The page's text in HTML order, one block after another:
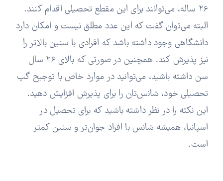
26 ساله، می‌توانند برای این مقطع تحصیلی اقدام کنند.
البته می‌توان گفت که این عدد مطلق نیست و امکان دارد
دانشگاهی وجود داشته باشد که افرادی با سنین بالاتر را
نیز پذیرش کند. همچنین در صورتی که بالای 26 سال
سن داشته باشید، می‌توانید در موارد خاص با توجیح گپ
تحصیلی خود، شانس‌تان را برای پذیرش افزایش دهید.
این نکته را در نظر داشته باشید که برای تحصیل در
اسپانیا، همیشه شانس با افراد جوان‌تر و سنین کمتر
است.